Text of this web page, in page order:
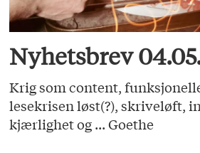
Nyhetsbrev
Krig som content,
lesekrisen løst(?), skriveløft,
kjærlighet og ... Goethe